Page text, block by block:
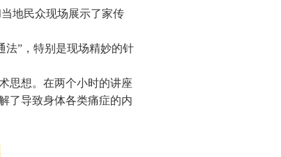
地民众现场展示了家传
法”，特别是现场精妙的针
思想。在两个小时的讲座
了导致身体各类痛症的内